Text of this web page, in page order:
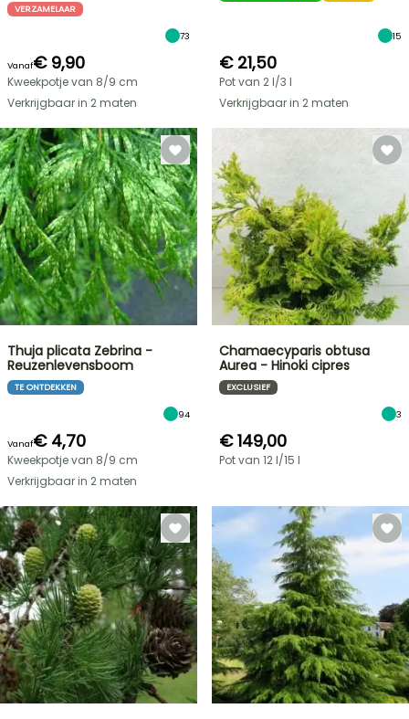
VERZAMELAAR
73
Vanaf€ 9,90
Kweekpotje van 8/9 cm
Verkrijgbaar in 2 maten
15
€ 21,50
Pot van 2 l/3 l
Verkrijgbaar in 2 maten
Thuja plicata Zebrina -
Reuzenlevensboom
TE ONTDEKKEN
94
Vanaf€ 4,70
Kweekpotje van 8/9 cm
Verkrijgbaar in 2 maten
Chamaecyparis obtusa
Aurea - Hinoki cipres
EXCLUSIEF
3
€ 149,00
Pot van 12 l/15 l